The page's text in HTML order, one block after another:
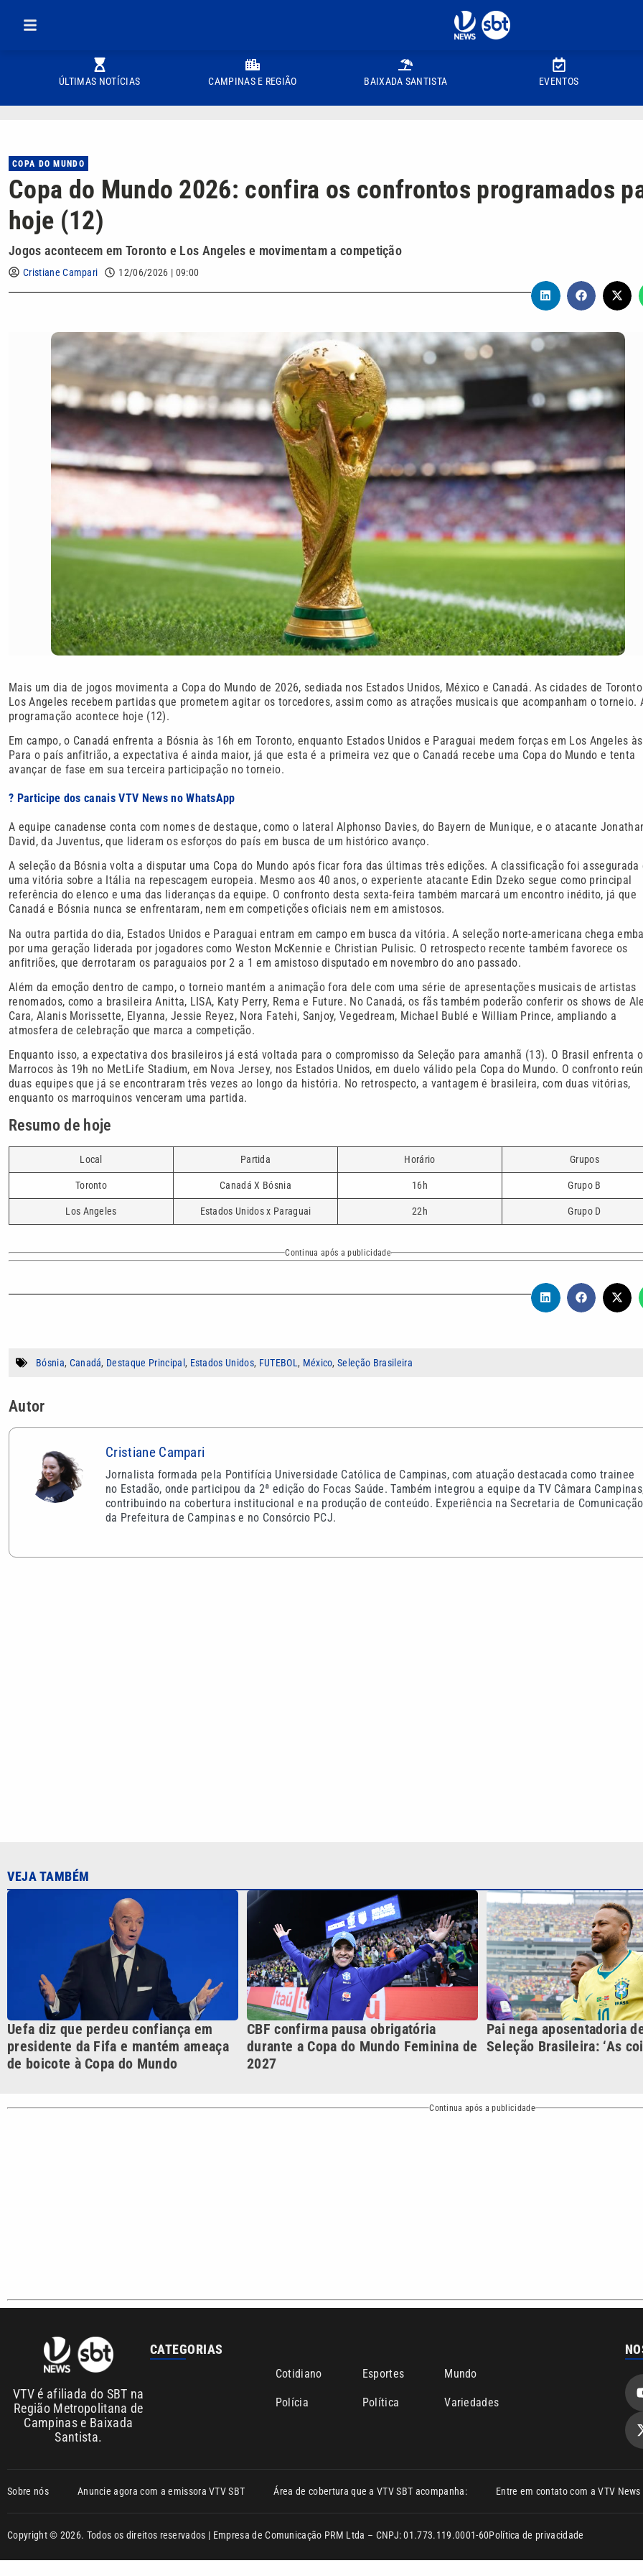
ÚLTIMAS NOTÍCIAS CAMPINAS E REGIÃO BAIXADA SANTISTA EVENTOS
COPA DO MUNDO
Copa do Mundo 2026: confira os confrontos programados
hoje (12)
Jogos acontecem em Toronto e Los Angeles e movimentam a competição
Cristiane Campari 12/06/2026 | 09:00
Mais um dia de jogos movimenta a Copa do Mundo de 2026, sediada nos Estados Unidos, México e Canadá. As cidades de
Los Angeles recebem partidas que prometem agitar os torcedores, assim como as atrações musicais que acompanham o torneio.
programação acontece hoje (12).
Em campo, o Canadá enfrenta a Bósnia às 16h em Toronto, enquanto Estados Unidos e Paraguai medem forças em Los Angeles
Para o país anfitrião, a expectativa é ainda maior, já que esta é a primeira vez que o Canadá recebe uma Copa do Mundo e tenta
avançar de fase em sua terceira participação no torneio.
? Participe dos canais VTV News no WhatsApp
A equipe canadense conta com nomes de destaque, como o lateral Alphonso Davies, do Bayern de Munique, e o atacante
David, da Juventus, que lideram os esforços do país em busca de um histórico avanço.
A seleção da Bósnia volta a disputar uma Copa do Mundo após ficar fora das últimas três edições. A classificação foi assegurada
uma vitória sobre a Itália na repescagem europeia. Mesmo aos 40 anos, o experiente atacante Edin Dzeko segue como principal
referência do elenco e uma das lideranças da equipe. O confronto desta sexta-feira também marcará um encontro inédito, já que
Canadá e Bósnia nunca se enfrentaram, nem em competições oficiais nem em amistosos.
Na outra partida do dia, Estados Unidos e Paraguai entram em campo em busca da vitória. A seleção norte-americana chega
por uma geração liderada por jogadores como Weston McKennie e Christian Pulisic. O retrospecto recente também favorece os
anfitriões, que derrotaram os paraguaios por 2 a 1 em amistoso disputado em novembro do ano passado.
Além da emoção dentro de campo, o torneio mantém a animação fora dele com uma série de apresentações musicais de artistas
renomados, como a brasileira Anitta, LISA, Katy Perry, Rema e Future. No Canadá, os fãs também poderão conferir os shows de
Cara, Alanis Morissette, Elyanna, Jessie Reyez, Nora Fatehi, Sanjoy, Vegedream, Michael Bublé e William Prince, ampliando a
atmosfera de celebração que marca a competição.
Enquanto isso, a expectativa dos brasileiros já está voltada para o compromisso da Seleção para amanhã (13). O Brasil enfrenta o
Marrocos às 19h no MetLife Stadium, em Nova Jersey, nos Estados Unidos, em duelo válido pela Copa do Mundo. O confronto
duas equipes que já se encontraram três vezes ao longo da história. No retrospecto, a vantagem é brasileira, com duas vitórias,
enquanto os marroquinos venceram uma partida.
Resumo de hoje
Local Partida Horário Grupos
Toronto Canadá X Bósnia 16h Grupo B
Los Angeles Estados Unidos x Paraguai 22h Grupo D
Continua após a publicidade
Bósnia, Canadá, Destaque Principal , Estados Unidos, FUTEBOL , México,Seleção Brasileira
Autor
Cristiane Campari
Jornalista formada pela Pontifícia Universidade Católica de Campinas, com atuação destacada como trainee
no Estadão, onde participou da 2ª edição do Focas Saúde. Também integrou a equipe da TV Câmara
contribuindo na cobertura institucional e na produção de conteúdo. Experiência na Secretaria de Comunicação
da Prefeitura de Campinas e no Consórcio PCJ.
presidente da Fifa e mantém ameaça
de boicote à Copa do Mundo
Continua após a publicidade
VTV é afiliada do SBT na
Região Metropolitana de
Campinas e Baixada
CATEGORIAS
Cotidiano Esportes Mundo
Polícia Política Variedades